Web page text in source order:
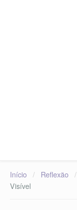
Início / Reflexão /
Visível